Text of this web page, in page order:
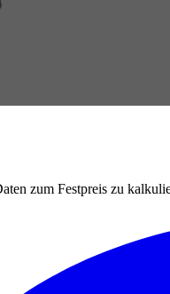
zum Festpreis zu